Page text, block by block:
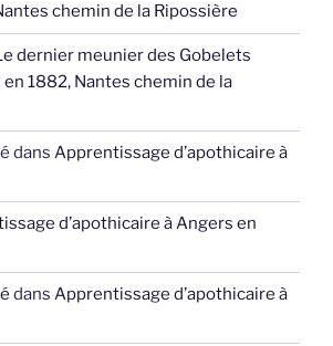
chemin de la Ripossière
dernier meunier des Gobelets
1882, Nantes chemin de la
dans Apprentissage d’apothicaire à
d’apothicaire à Angers en
dans Apprentissage d’apothicaire à